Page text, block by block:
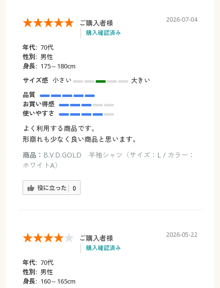
ご購入者様
購入確認済み
2026-07-04
年代: 70代
性別: 男性
身長: 175～180cm
サイズ感 小さい
大きい
品質
お買い得感
使いやすさ
よく利用する商品です。
形崩れも少なく良い商品と思います。
商品： B.V.D.GOLD 半袖シャツ（サイズ：L / カラー：
ホワイトA）
役に立った 0
ご購入者様
購入確認済み
2026-05-22
年代: 70代
性別: 男性
身長: 160～165cm